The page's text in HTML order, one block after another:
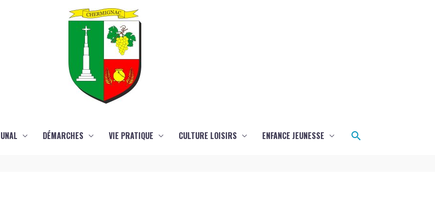
DÉMARCHES VIE PRATIQUE CULTURE LOISIRS ENFANCE JEUNESSE Rechercher